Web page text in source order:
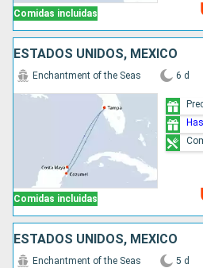
Comidas incluidas
ESTADOS UNIDOS, MÉXICO
Comidas incluidas
Enchantment of the Seas 6 d
ESTADOS UNIDOS, MÉXICO
Enchantment of the Seas 5 d